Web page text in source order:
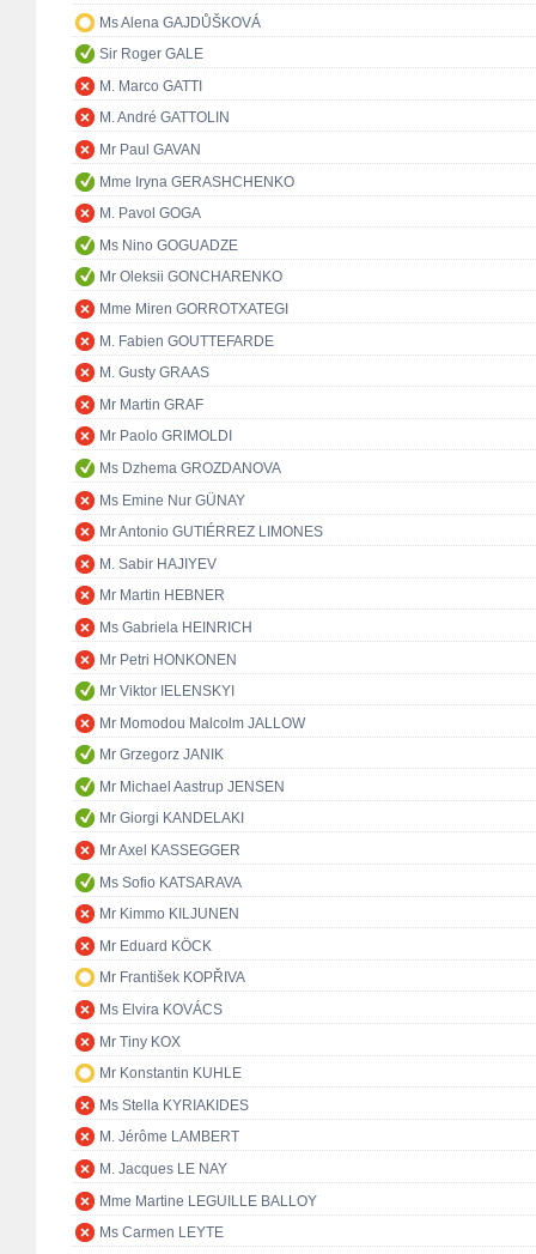
Ms Alena GAJDŮŠKOVÁ
Sir Roger GALE
M. Marco GATTI
M. André GATTOLIN
Mr Paul GAVAN
Mme Iryna GERASHCHENKO
M. Pavol GOGA
Ms Nino GOGUADZE
Mr Oleksii GONCHARENKO
Mme Miren GORROTXATEGI
M. Fabien GOUTTEFARDE
M. Gusty GRAAS
Mr Martin GRAF
Mr Paolo GRIMOLDI
Ms Dzhema GROZDANOVA
Ms Emine Nur GÜNAY
Mr Antonio GUTIÉRREZ LIMONES
M. Sabir HAJIYEV
Mr Martin HEBNER
Ms Gabriela HEINRICH
Mr Petri HONKONEN
Mr Viktor IELENSKYI
Mr Momodou Malcolm JALLOW
Mr Grzegorz JANIK
Mr Michael Aastrup JENSEN
Mr Giorgi KANDELAKI
Mr Axel KASSEGGER
Ms Sofio KATSARAVA
Mr Kimmo KILJUNEN
Mr Eduard KÖCK
Mr František KOPŘIVA
Ms Elvira KOVÁCS
Mr Tiny KOX
Mr Konstantin KUHLE
Ms Stella KYRIAKIDES
M. Jérôme LAMBERT
M. Jacques LE NAY
Mme Martine LEGUILLE BALLOY
Ms Carmen LEYTE